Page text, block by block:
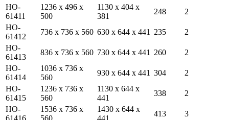
HO-
61411
1236 x 496 x
500
1130 x 404 x
381
248
2
HO-
61412
736 x 736 x 560 630 x 644 x 441 235
2
HO-
61413
836 x 736 x 560 730 x 644 x 441 260
2
HO-
61414
1036 x 736 x
560
930 x 644 x 441 304
2
HO-
61415
1236 x 736 x
560
1130 x 644 x
441
338
2
HO-
61416
1536 x 736 x
560
1430 x 644 x
441
413
3